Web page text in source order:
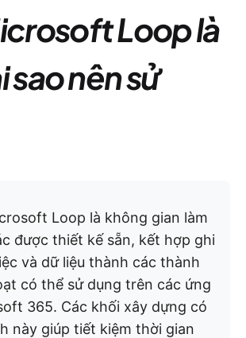
Loop là
sao nên sử
Loop là không gian làm
được thiết kế sẵn, kết hợp ghi
và dữ liệu thành các thành
có thể sử dụng trên các ứng
365. Các khối xây dựng có
này giúp tiết kiệm thời gian